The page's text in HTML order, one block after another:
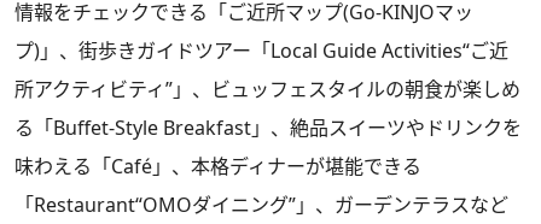
情報をチェックできる「ご近所マップ(Go-KINJOマッ
プ)」、街歩きガイドツアー「Local Guide Activities“ご近
所アクティビティ”」、ビュッフェスタイルの朝食が楽しめ
る「Buffet-Style Breakfast」、絶品スイーツやドリンクを
味わえる「Café」、本格ディナーが堪能できる
「Restaurant“OMOダイニング”」、ガーデンテラスなど